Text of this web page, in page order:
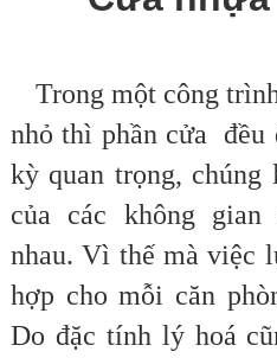
Trong một công
nhỏ thì phần cửa đều
kỳ quan trọng,
của các không
nhau. Vì thế mà việc
hợp cho mỗi căn
Do đặc tính lý hoá